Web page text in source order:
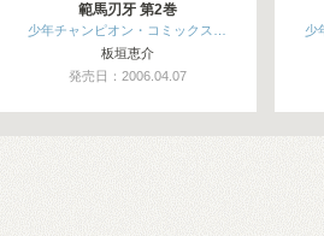
範馬刃牙 第2巻
少年チャンピオン・コミックス…
板垣恵介
発売日：2006.04.07
少